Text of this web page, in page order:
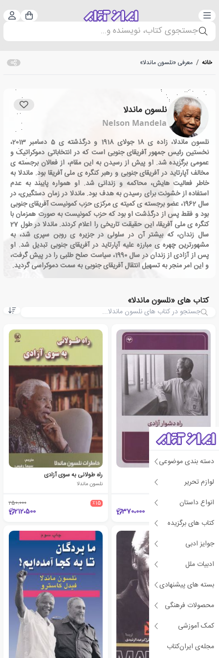
دسته‌بندی سبد
جستجوی کتاب، نویسنده و...
دسته بندی موضوعی
لوازم تحریر
انواع داستان
کتاب های برگزیده
جوایز ادبی
ادبیات ملل
بسته های پیشنهادی
محصولات فرهنگی
کمک آموزشی
مجله‌ی ایران‌کتاب
خانه / معرفی «نلسون ماندلا»
نلسون ماندلا
Nelson Mandela
نلسون ماندلا، زاده ی 18 جولای 1918 و درگذشته ی 5 دسامبر 2013،
نخستین رئیس جمهور آفریقای جنوبی است که در انتخاباتی دموکراتیک و
عمومی برگزیده شد. او پیش از رسیدن به این مقام، از فعالان برجسته ی
مخالف آپارتاید در آفریقای جنوبی و رهبر کنگره ی ملی آفریقا بود. ماندلا به
خاطر فعالیت هایش، محاکمه و زندانی شد. او همواره پایبند به عدم
استفاده از خشونت برای رسیدن به هدف بود. ماندلا در زمان دستگیری، در
سال 1962، عضو برجسته ی کمیته ی مرکزی حزب کمونیست آفریقای جنوبی
بود و فقط پس از درگذشت او بود که حزب کمونیست به صورت همزمان با
کنگره ی ملی آفریقا، این حقیقت تاریخی را اعلام کردند. ماندلا در طول 27
سال زندان، که بیشتر آن در سلولی در جزیره ی روبن سپری شد، به
مشهورترین چهره ی مبارزه علیه آپارتاید در آفریقای جنوبی تبدیل شد. او
پس از آزادی از زندان در سال 1990، سیاست صلح طلبی را در پیش گرفت،
و این امر منجر به تسهیل انتقال آفریقای جنوبی به سمت دموکراسی گردید.
کتاب های «نلسون ماندلا»
نلسون ماندلا
370،000
راه طولانی به سوی آزادی
نلسون ماندلا
٪15 250،000
212،500